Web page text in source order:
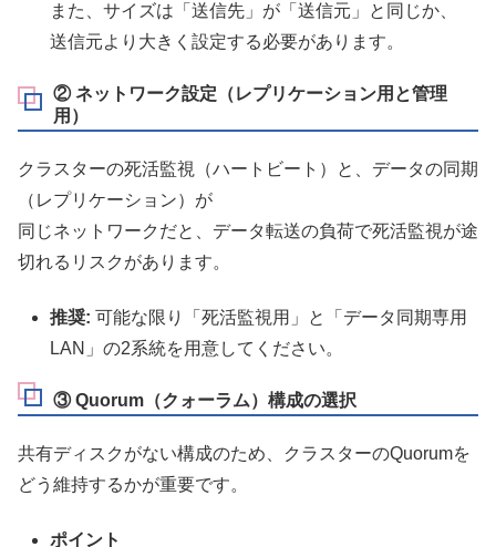
また、サイズは「送信先」が「送信元」と同じか、
送信元より大きく設定する必要があります。
② ネットワーク設定（レプリケーション用と管理
用）
クラスターの死活監視（ハートビート）と、データの同期
（レプリケーション）が
同じネットワークだと、データ転送の負荷で死活監視が途
切れるリスクがあります。
推奨: 可能な限り「死活監視用」と「データ同期専用
LAN」の2系統を用意してください。
③ Quorum（クォーラム）構成の選択
共有ディスクがない構成のため、クラスターのQuorumを
どう維持するかが重要です。
ポイント